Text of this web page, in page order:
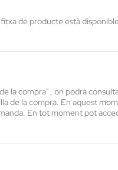
de producte està
la compra" , on podrà
de la compra. En aquest
En tot moment pot